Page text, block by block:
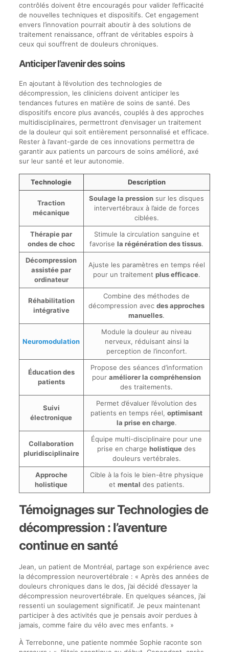
contrôlés doivent être encouragés pour valider l’efficacité
de nouvelles techniques et dispositifs. Cet engagement
envers l’innovation pourrait aboutir à des solutions de
traitement renaissance, offrant de véritables espoirs à
ceux qui souffrent de douleurs chroniques.
Anticiper l’avenir des soins
En ajoutant à l’évolution des technologies de
décompression, les cliniciens doivent anticiper les
tendances futures en matière de soins de santé. Des
dispositifs encore plus avancés, couplés à des approches
multidisciplinaires, permettront d’envisager un traitement
de la douleur qui soit entièrement personnalisé et efficace.
Rester à l’avant-garde de ces innovations permettra de
garantir aux patients un parcours de soins amélioré, axé
sur leur santé et leur autonomie.
Technologie Description
Traction
mécanique
Soulage la pression sur les disques
intervertébraux à l’aide de forces
ciblées.
Thérapie par
ondes de choc
Stimule la circulation sanguine et
favorisela régénération des tissus.
Décompression
assistée par
ordinateur
Ajuste les paramètres en temps réel
pour un traitement plus efficace.
Réhabilitation
intégrative
Combine des méthodes de
décompression avecdes approches
manuelles.
Neuromodulation
Module la douleur au niveau
nerveux, réduisant ainsi la
perception de l’inconfort.
Éducation des
patients
Propose des séances d’information
pouraméliorer la compréhension
des traitements.
Suivi
électronique
Permet d’évaluer l’évolution des
patients en temps réel,optimisant
la prise en charge.
Collaboration
pluridisciplinaire
Équipe multi-disciplinaire pour une
prise en chargeholistique des
douleurs vertébrales.
Approche
holistique
Cible à la fois le bien-être physique
et mental des patients.
Témoignages sur Technologies de
décompression : l’aventure
continue en santé
Jean, un patient de Montréal, partage son expérience avec
la décompression neurovertébrale : « Après des années de
douleurs chroniques dans le dos, j’ai décidé d’essayer la
décompression neurovertébrale. En quelques séances, j’ai
ressenti un soulagement significatif. Je peux maintenant
participer à des activités que je pensais avoir perdues à
jamais, comme faire du vélo avec mes enfants. »
À Terrebonne, une patiente nommée Sophie raconte son